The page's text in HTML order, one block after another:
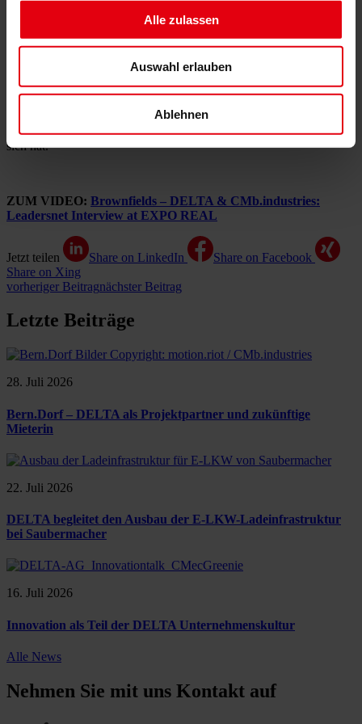
Alle zulassen
Auswahl erlauben
Ablehnen
Zusammenarbeit von Städten, Investoren, Planern,
Chance, dass aus einem Brownfield ein lebendiger Ort entsteht, der
dauerhaft funktioniert. Leadersnet hat Erik Stefanovic (Managing
CMb.industries) auf der EXPO REAL zu diesem Zukunftsthema
befragt – und dabei erfahren, was es mit der „goldenen Energie“ auf
sich hat.
ZUM VIDEO: Brownfields – DELTA & CMb.industries:
Leadersnet Interview at EXPO REAL
Jetzt teilen Share on LinkedIn
Share on Facebook
Share on Xing
vorheriger Beitragnächster Beitrag
Letzte Beiträge
28. Juli 2026
Bern.Dorf – DELTA als Projektpartner und zukünftige
Mieterin
22. Juli 2026
DELTA begleitet den Ausbau der E-LKW-Ladeinfrastruktur
bei Saubermacher
16. Juli 2026
Innovation als Teil der DELTA Unternehmenskultur
Alle News
Nehmen Sie mit uns Kontakt auf